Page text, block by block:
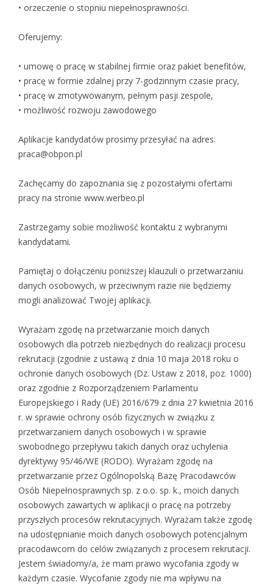
• orzeczenie o stopniu niepełnosprawności.
Oferujemy:
• umowę o pracę w stabilnej firmie oraz pakiet benefitów,
• pracę w formie zdalnej przy 7-godzinnym czasie pracy,
• pracę w zmotywowanym, pełnym pasji zespole,
• możliwość rozwoju zawodowego
Aplikacje kandydatów prosimy przesyłać na adres:
praca@obpon.pl
Zachęcamy do zapoznania się z pozostałymi ofertami
pracy na stronie www.werbeo.pl
Zastrzegamy sobie możliwość kontaktu z wybranymi
kandydatami.
Pamiętaj o dołączeniu poniższej klauzuli o przetwarzaniu
danych osobowych, w przeciwnym razie nie będziemy
mogli analizować Twojej aplikacji.
Wyrażam zgodę na przetwarzanie moich danych
osobowych dla potrzeb niezbędnych do realizacji procesu
rekrutacji (zgodnie z ustawą z dnia 10 maja 2018 roku o
ochronie danych osobowych (Dz. Ustaw z 2018, poz. 1000)
oraz zgodnie z Rozporządzeniem Parlamentu
Europejskiego i Rady (UE) 2016/679 z dnia 27 kwietnia 2016
r. w sprawie ochrony osób fizycznych w związku z
przetwarzaniem danych osobowych i w sprawie
swobodnego przepływu takich danych oraz uchylenia
dyrektywy 95/46/WE (RODO). Wyrażam zgodę na
przetwarzanie przez Ogólnopolską Bazę Pracodawców
Osób Niepełnosprawnych sp. z o.o. sp. k., moich danych
osobowych zawartych w aplikacji o pracę na potrzeby
przyszłych procesów rekrutacyjnych. Wyrażam także zgodę
na udostępnianie moich danych osobowych potencjalnym
pracodawcom do celów związanych z procesem rekrutacji.
Jestem świadomy/a, że mam prawo wycofania zgody w
każdym czasie. Wycofanie zgody nie ma wpływu na